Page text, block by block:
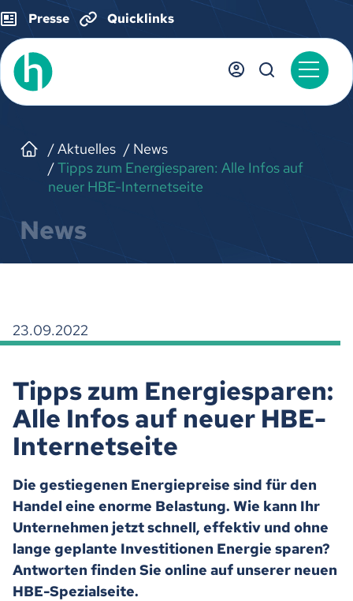
Presse Quicklinks
Aktuelles
News
Tipps zum Energiesparen: Alle Infos auf
neuer HBE-Internetseite
News
23.09.2022
Tipps zum Energiesparen:
Alle Infos auf neuer HBE-
Internetseite
Die gestiegenen Energiepreise sind für den
Handel eine enorme Belastung. Wie kann Ihr
Unternehmen jetzt schnell, effektiv und ohne
lange geplante Investitionen Energie sparen?
Antworten finden Sie online auf unserer neuen
HBE-Spezialseite.